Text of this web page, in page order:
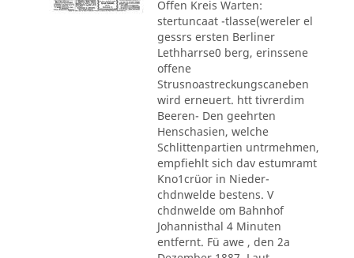
Offen Kreis Warten:
stertuncaat -tlasse(wereler el
gessrs ersten Berliner
Lethharrse0 berg, erinssene
offene
Strusnoastreckungscaneben
wird erneuert. htt tivrerdim
Beeren- Den geehrten
Henschasien, welche
Schlittenpartien untrmehmen,
empfiehlt sich dav estumramt
Kno1crüor in Nieder-
chdnwelde bestens. V
chdnwelde om Bahnhof
Johannisthal 4 Minuten
entfernt. Fü awe , den 2a